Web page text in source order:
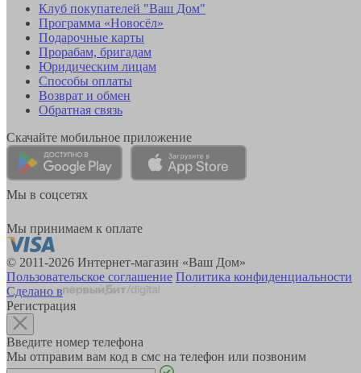
Клуб покупателей "Ваш Дом"
Программа «Новосёл»
Подарочные карты
Прорабам, бригадам
Юридическим лицам
Способы оплаты
Возврат и обмен
Обратная связь
Скачайте мобильное приложение
Мы в соцсетях
Мы принимаем к оплате
© 2011-2026 Интернет-магазин «Ваш Дом»
Пользовательское соглашение Политика конфиденциальности
Сделано в
Регистрация
Введите номер телефона
Мы отправим вам код в смс на телефон или позвоним